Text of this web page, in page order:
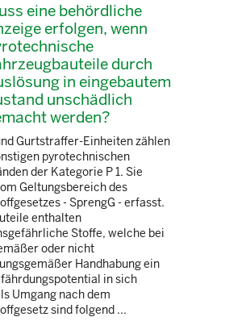
eine behördliche
erfolgen, wenn
durch
in eingebautem
unschädlich
werden?
Gurtstraffer-Einheiten zählen
pyrotechnischen
der Kategorie P 1. Sie
Geltungsbereich des
- SprengG - erfasst.
enthalten
Stoffe, welche bei
oder nicht
Handhabung ein
in sich
Umgang nach dem
sind folgend ...